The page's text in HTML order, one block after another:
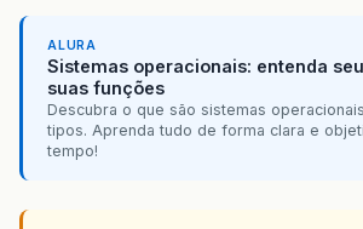
ALURA
Sistemas operacionais: entenda
suas funções
Descubra o que são sistemas
tipos. Aprenda tudo de forma clara e
tempo!